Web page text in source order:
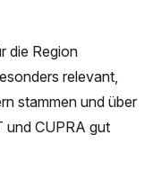
die Region
relevant,
stammen und über
und CUPRA gut